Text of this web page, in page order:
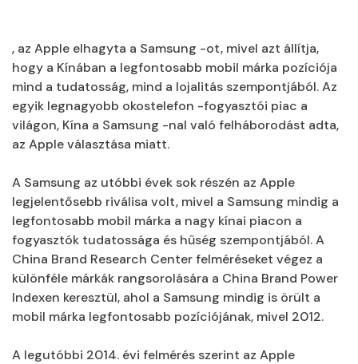
, az Apple elhagyta a Samsung -ot, mivel azt állítja,
hogy a Kínában a legfontosabb mobil márka pozíciója
mind a tudatosság, mind a lojalitás szempontjából. Az
egyik legnagyobb okostelefon -fogyasztói piac a
világon, Kína a Samsung -nal való felháborodást adta,
az Apple választása miatt.
A Samsung az utóbbi évek sok részén az Apple
legjelentősebb riválisa volt, mivel a Samsung mindig a
legfontosabb mobil márka a nagy kínai piacon a
fogyasztók tudatossága és hűség szempontjából. A
China Brand Research Center felméréseket végez a
különféle márkák rangsorolására a China Brand Power
Indexen keresztül, ahol a Samsung mindig is örült a
mobil márka legfontosabb pozíciójának, mivel 2012.
A legutóbbi 2014. évi felmérés szerint az Apple